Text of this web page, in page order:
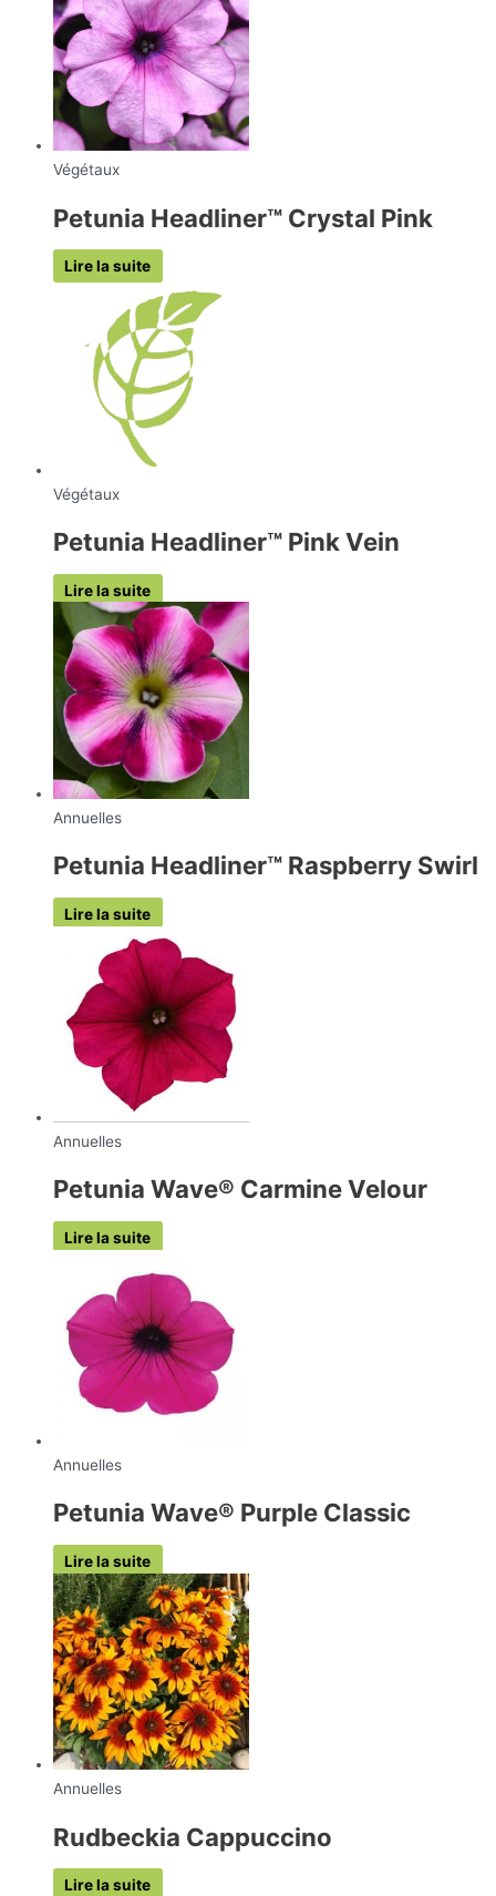
Végétaux
Petunia Headliner™ Crystal Pink
Lire la suite
Végétaux
Petunia Headliner™ Pink Vein
Lire la suite
Annuelles
Petunia Headliner™ Raspberry Swirl
Lire la suite
Annuelles
Petunia Wave® Carmine Velour
Lire la suite
Annuelles
Petunia Wave® Purple Classic
Lire la suite
Annuelles
Rudbeckia Cappuccino
Lire la suite